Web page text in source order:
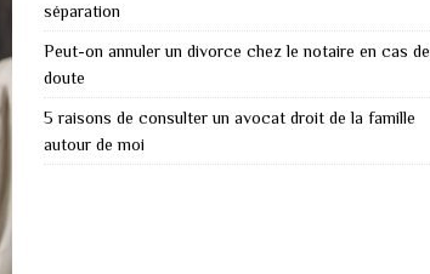
séparation
Peut-on annuler un divorce chez le notaire en cas de
doute
5 raisons de consulter un avocat droit de la famille
autour de moi